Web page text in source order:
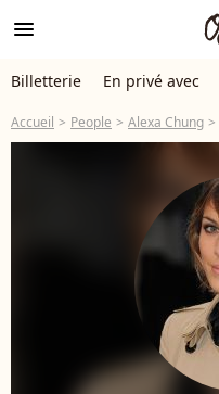
menu
Billetterie En privé avec
Accueil People Alexa Chung